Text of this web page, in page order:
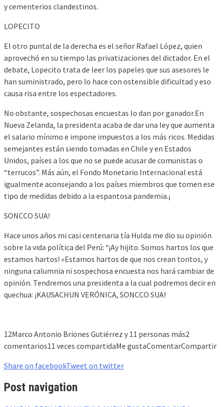
y cementerios clandestinos.
LOPECITO
El otro puntal de la derecha es el señor Rafael López, quien
aprovechó en su tiempo las privatizaciones del dictador. En el
debate, Lopecito trata de leer los papeles que sus asesores le
han suministrado, pero lo hace con ostensible dificultad y eso
causa risa entre los espectadores.
No obstante, sospechosas encuestas lo dan por ganador.En
Nueva Zelanda, la presidenta acaba de dar una ley que aumenta
el salario mínimo e impone impuestos a los más ricos. Medidas
semejantes están siendo tomadas en Chile y en Estados
Unidos, países a los que no se puede acusar de comunistas o
“terrucos”. Más aún, el Fondo Monetario Internacional está
igualmente aconsejando a los países miembros que tomen ese
tipo de medidas debido a la espantosa pandemia.¡
SONCCO SUA!
Hace unos años mi casi centenaria tía Hulda me dio su opinión
sobre la vida política del Perú: “¡Ay hijito. Somos hartos los que
estamos hartos! «Estamos hartos de que nos crean tontos, y
ninguna calumnia ni sospechosa encuesta nos hará cambiar de
opinión. Tendremos una presidenta a la cual podremos decir en
quechua: ¡KAUSACHUN VERÓNICA, SONCCO SUA!
12Marco Antonio Briones Gutiérrez y 11 personas más2
comentarios11 veces compartidaMe gustaComentarCompartir
Share on facebookTweet on twitter
Post navigation